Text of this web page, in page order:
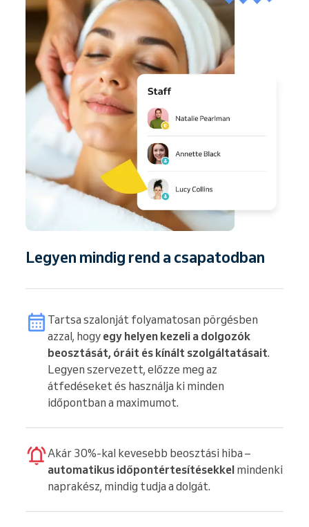
Legyen mindig rend a csapatodban
Tartsa szalonját folyamatosan pörgésben
azzal, hogy egy helyen kezeli a dolgozók
beosztását, óráit és kínált szolgáltatásait.
Legyen szervezett, előzze meg az
átfedéseket és használja ki minden
időpontban a maximumot.
Akár 30%-kal kevesebb beosztási hiba –
automatikus időpontértesítésekkel mindenki
naprakész, mindig tudja a dolgát.